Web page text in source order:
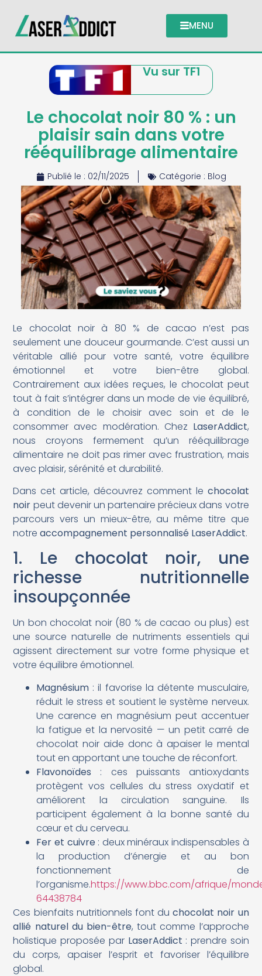
MENU
Vu sur TF1
Le chocolat noir 80 % : un
plaisir sain dans votre
rééquilibrage alimentaire
Publié le : 02/11/2025 Catégorie : Blog
Le chocolat noir à 80 % de cacao n’est pas
seulement une douceur gourmande. C’est aussi un
véritable allié pour votre santé, votre équilibre
émotionnel et votre bien-être global.
Contrairement aux idées reçues, le chocolat peut
tout à fait s’intégrer dans un mode de vie équilibré,
à condition de le choisir avec soin et de le
consommer avec modération. Chez LaserAddict,
nous croyons fermement qu’un rééquilibrage
alimentaire ne doit pas rimer avec frustration, mais
avec plaisir, sérénité et durabilité.
Dans cet article, découvrez comment le chocolat
noir peut devenir un partenaire précieux dans votre
parcours vers un mieux-être, au même titre que
notreaccompagnement personnalisé LaserAddict.
1. Le chocolat noir, une
richesse nutritionnelle
insoupçonnée
Un bon chocolat noir (80 % de cacao ou plus) est
une source naturelle de nutriments essentiels qui
agissent directement sur votre forme physique et
votre équilibre émotionnel.
Magnésium : il favorise la détente musculaire,
réduit le stress et soutient le système nerveux.
Une carence en magnésium peut accentuer
la fatigue et la nervosité — un petit carré de
chocolat noir aide donc à apaiser le mental
tout en apportant une touche de réconfort.
Flavonoïdes : ces puissants antioxydants
protègent vos cellules du stress oxydatif et
améliorent la circulation sanguine. Ils
participent également à la bonne santé du
cœur et du cerveau.
Fer et cuivre: deux minéraux indispensables à
la production d’énergie et au bon
fonctionnement de
l’organisme.https://www.bbc.com/afrique/
64438784
Ces bienfaits nutritionnels font duchocolat noir un
allié naturel du bien-être, tout comme l’approche
holistique proposée par LaserAddict : prendre soin
du corps, apaiser l’esprit et favoriser l’équilibre
global.